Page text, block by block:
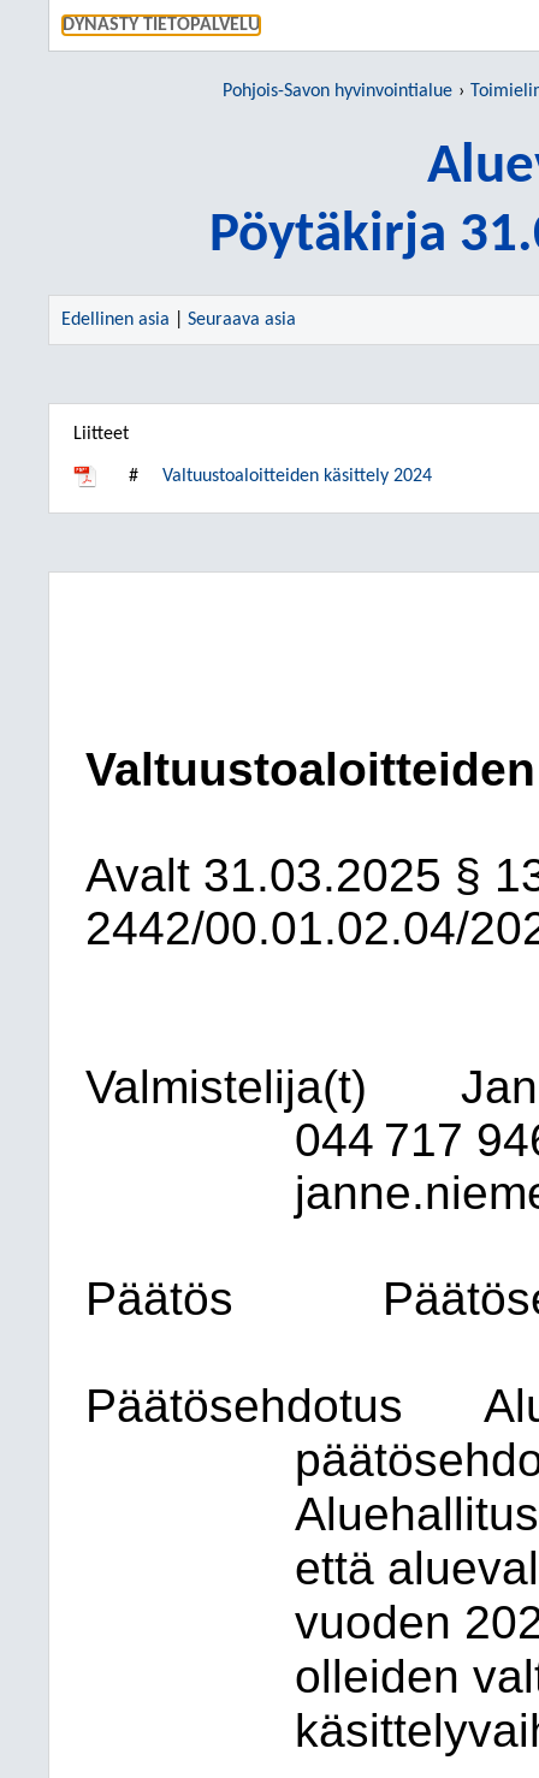
DYNASTY TIETOPALVELU
Pohjois-Savon hyvinvointialue
Pöytäkirja
Edellinen asia Seuraava asia
Liitteet
# Valtuustoaloitteiden käsittely 2024
Avalt 31.03.2025 §
2442/00.01.02.04/
Valmistelija(t)
044 717
Päätös
Päätösehdotus
että
vuoden
olleiden